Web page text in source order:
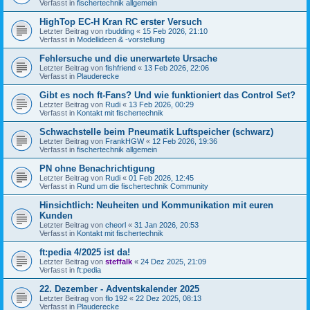
Verfasst in fischertechnik allgemein
HighTop EC-H Kran RC erster Versuch
Letzter Beitrag von rbudding « 15 Feb 2026, 21:10
Verfasst in Modellideen & -vorstellung
Fehlersuche und die unerwartete Ursache
Letzter Beitrag von fishfriend « 13 Feb 2026, 22:06
Verfasst in Plauderecke
Gibt es noch ft-Fans? Und wie funktioniert das Control Set?
Letzter Beitrag von Rudi « 13 Feb 2026, 00:29
Verfasst in Kontakt mit fischertechnik
Schwachstelle beim Pneumatik Luftspeicher (schwarz)
Letzter Beitrag von FrankHGW« 12 Feb 2026, 19:36
Verfasst in fischertechnik allgemein
PN ohne Benachrichtigung
Letzter Beitrag von Rudi « 01 Feb 2026, 12:45
Verfasst in Rund um die fischertechnik Community
Hinsichtlich: Neuheiten und Kommunikation mit euren
Kunden
Letzter Beitrag von cheorl « 31 Jan 2026, 20:53
Verfasst in Kontakt mit fischertechnik
ft:pedia 4/2025 ist da!
Letzter Beitrag von steffalk « 24 Dez 2025, 21:09
Verfasst in ft:pedia
22. Dezember - Adventskalender 2025
Letzter Beitrag von flo 192 « 22 Dez 2025, 08:13
Verfasst in Plauderecke